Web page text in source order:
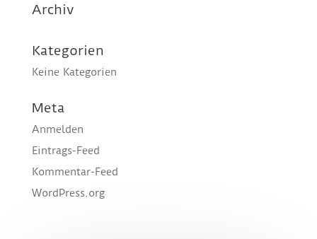
Archiv
Kategorien
Keine Kategorien
Meta
Anmelden
Eintrags-Feed
Kommentar-Feed
WordPress.org